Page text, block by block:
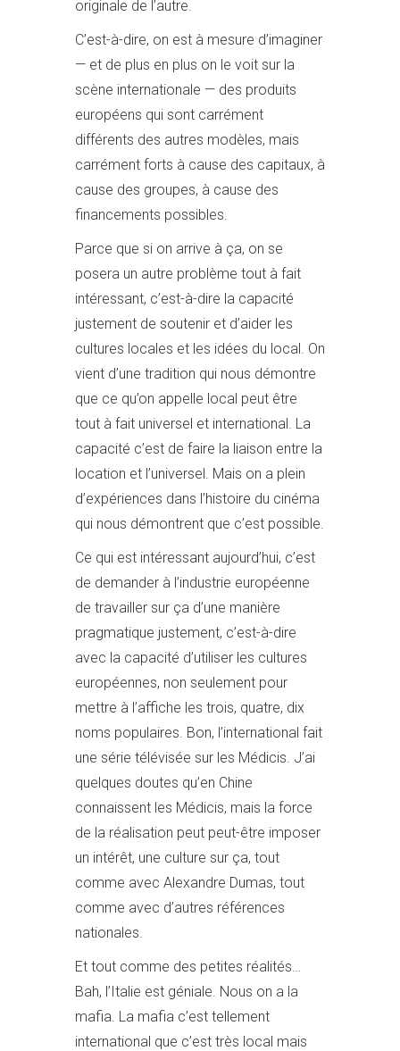
originale de l’autre.
C’est-à-dire, on est à mesure d’imaginer
— et de plus en plus on le voit sur la
scène internationale — des produits
européens qui sont carrément
différents des autres modèles, mais
carrément forts à cause des capitaux, à
cause des groupes, à cause des
financements possibles.
Parce que si on arrive à ça, on se
posera un autre problème tout à fait
intéressant, c’est-à-dire la capacité
justement de soutenir et d’aider les
cultures locales et les idées du local. On
vient d’une tradition qui nous démontre
que ce qu’on appelle local peut être
tout à fait universel et international. La
capacité c’est de faire la liaison entre la
location et l’universel. Mais on a plein
d’expériences dans l’histoire du cinéma
qui nous démontrent que c’est possible.
Ce qui est intéressant aujourd’hui, c’est
de demander à l’industrie européenne
de travailler sur ça d’une manière
pragmatique justement, c’est-à-dire
avec la capacité d’utiliser les cultures
européennes, non seulement pour
mettre à l’affiche les trois, quatre, dix
noms populaires. Bon, l’international fait
une série télévisée sur les Médicis. J’ai
quelques doutes qu’en Chine
connaissent les Médicis, mais la force
de la réalisation peut peut-être imposer
un intérêt, une culture sur ça, tout
comme avec Alexandre Dumas, tout
comme avec d’autres références
nationales.
Et tout comme des petites réalités…
Bah, l’Italie est géniale. Nous on a la
mafia. La mafia c’est tellement
international que c’est très local mais